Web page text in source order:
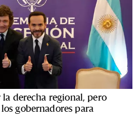
derecha regional, pero
gobernadores para